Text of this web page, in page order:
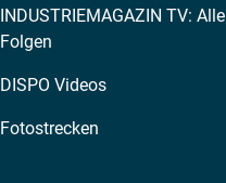
INDUSTRIEMAGAZIN TV: Alle
Folgen
DISPO Videos
Fotostrecken